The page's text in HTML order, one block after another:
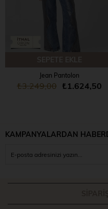
Jean Pantolon
₺1.624,50
₺3.249,00
KAMPANYALARDAN